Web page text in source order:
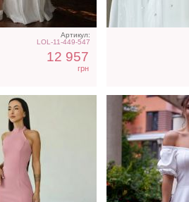
Артикул:
LOL-11-449-547
12 957
грн